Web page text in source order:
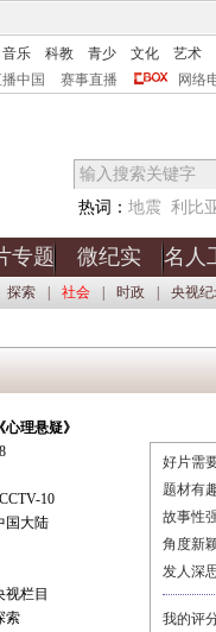
音乐 科教 青少 文化
艺术
中国 赛事直播 网络
热词： 地震 利比
专题 微纪实 名人
探索 社会 时政 央视
《心理悬疑》
10
大陆
栏目
索
好片需
题材有
故事性
角度新
发人深
我的评